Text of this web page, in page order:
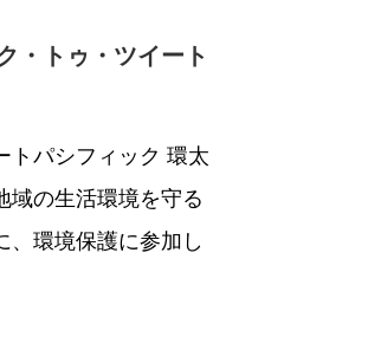
・トゥ・ツイート
トパシフィック 環太
域の生活環境を守る
、環境保護に参加し